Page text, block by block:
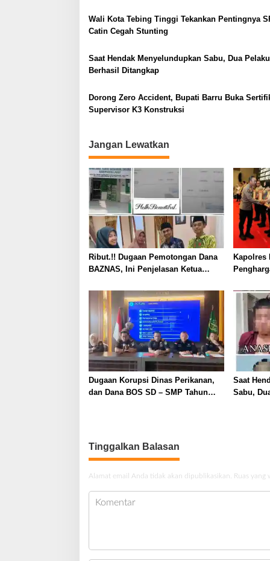
i
p
o
s
Wali Kota Tebing Tinggi Tekankan Pentingnya
Catin Cegah Stunting
Saat Hendak Menyelundupkan Sabu, Dua Pelaku
Berhasil Ditangkap
Dorong Zero Accident, Bupati Barru Buka
Supervisor K3 Konstruksi
Jangan Lewatkan
Ribut.!! Dugaan Pemotongan Dana
BAZNAS, Ini Penjelasan Ketua
Kapolres
2026
Dugaan Korupsi Dinas Perikanan,
dan Dana BOS SD – SMP Tahun
Saat
Sabu,
Tinggalkan Balasan
Alamat email Anda tidak akan dipublikasikan. Ruas yang